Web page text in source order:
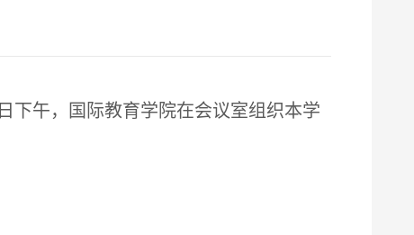
日下午，国际教育学院在会议室组织本学